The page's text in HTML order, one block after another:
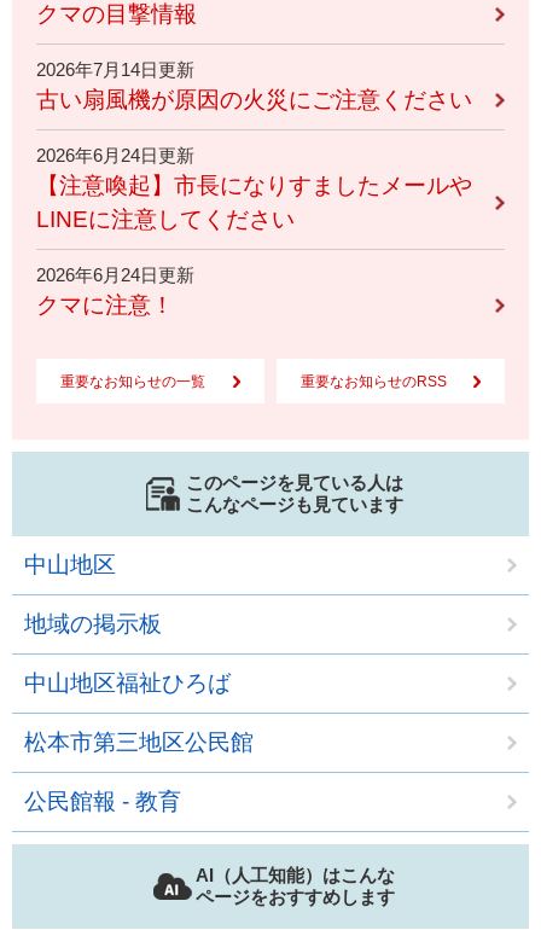
クマの目撃情報
2026年7月14日更新
古い扇風機が原因の火災にご注意ください
2026年6月24日更新
【注意喚起】市長になりすましたメールや
LINEに注意してください
2026年6月24日更新
クマに注意！
重要なお知らせの一覧 重要なお知らせのRSS
このページを見ている人は
こんなページも見ています
中山地区
地域の掲示板
中山地区福祉ひろば
松本市第三地区公民館
公民館報 - 教育
AI（人工知能）はこんな
ページをおすすめします